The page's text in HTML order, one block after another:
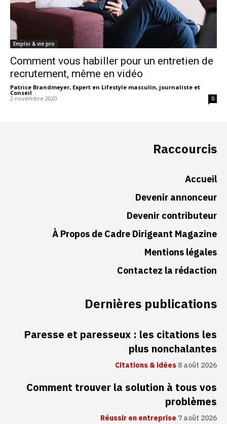
Emploi & vie pro
Comment vous habiller pour un entretien de
recrutement, même en vidéo
Patrice Brandmeyer, Expert en Lifestyle masculin, journaliste et
Conseil -
2 novembre 2020 0
Raccourcis
Accueil
Devenir annonceur
Devenir contributeur
À Propos de Cadre Dirigeant Magazine
Mentions légales
Contactez la rédaction
Dernières publications
Paresse et paresseux : les citations les
plus nonchalantes
Citations & idées8 août 2026
Comment trouver la solution à tous vos
problèmes
Réussir en entreprise 7 août 2026